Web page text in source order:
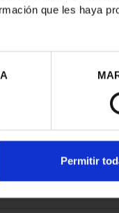
que les haya
Permitir
CAPITALES